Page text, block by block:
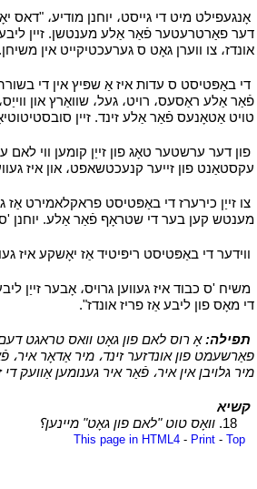
אָנגעפילט מיט די גייסט، יוחנן מודיע، "דאס
דער פאַרטרעטער פֿאַר אַלע מענטשן. זיין ליבע
אונדז، צו ווערן גאָט ס גערעכטיקייט אין משיחן.
די באַפּטיסט ס עדות איז אַ שפּיץ אין די
פֿאַר אַלע ראַסעס، רויט، געל، שוואַרץ און
טויט אַטאָנעס פֿאַר אַלע זינד. זיין
פון דער ערשטער טאָג פון זייַן קומען ווי
עקסטאַנט פון זייער קנעכטשאפט، און איז
צו זייַן כירערז די באַפּטיסט פראקלאמירט אַז
מענטש קען בער די שטראָף פֿאַר אַלע. יוחנן 'ס
ווידער די באַפּטיסט ריפּיטיד אַז יאָשקע איז
משיח 'ס כבוד איז געווען גרויס، אָבער זייַן
די מאָס פון ליבע אַז פריז אונדז".
תפילה: אָ רוס לאם פון גאָט וואס טראגט דעם
פאַרשעמט פון אונדזער זינד، מיר אַדאָר איר،
מיר גלויבן אין איר، פֿאַר איר גענומען אַוועק
קשיא
וואָס טוט "לאם פון גאָט" מיינען؟
This page in HTML4 - Print - Top